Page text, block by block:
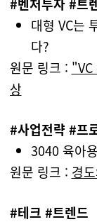
대형 VC는
다?
원문 링크 : "VC
상
#사업전략 #프
3040 육아
원문 링크 : 경
#테크 #트렌드